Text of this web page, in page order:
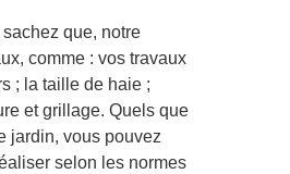
que, notre
comme : vos travaux
; la taille de haie ;
et grillage. Quels que
jardin, vous pouvez
selon les normes